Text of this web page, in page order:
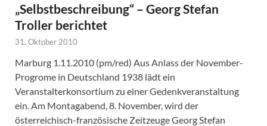
„Selbstbeschreibung“ – Georg Stefan
Troller berichtet
31. Oktober 2010
Marburg 1.11.2010 (pm/red) Aus Anlass der November-
Progrome in Deutschland 1938 lädt ein
Veranstalterkonsortium zu einer Gedenkveranstaltung
ein. Am Montagabend, 8. November, wird der
österreichisch-französische Zeitzeuge Georg Stefan